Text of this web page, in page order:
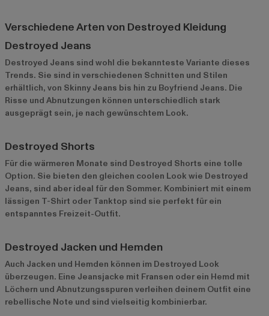
Verschiedene Arten von Destroyed Kleidung
Destroyed Jeans
Destroyed Jeans sind wohl die bekannteste Variante dieses
Trends. Sie sind in verschiedenen Schnitten und Stilen
erhältlich, von Skinny Jeans bis hin zu Boyfriend Jeans. Die
Risse und Abnutzungen können unterschiedlich stark
ausgeprägt sein, je nach gewünschtem Look.
Destroyed Shorts
Für die wärmeren Monate sind Destroyed Shorts eine tolle
Option. Sie bieten den gleichen coolen Look wie Destroyed
Jeans, sind aber ideal für den Sommer. Kombiniert mit einem
lässigen T-Shirt oder Tanktop sind sie perfekt für ein
entspanntes Freizeit-Outfit.
Destroyed Jacken und Hemden
Auch Jacken und Hemden können im Destroyed Look
überzeugen. Eine Jeansjacke mit Fransen oder ein Hemd mit
Löchern und Abnutzungsspuren verleihen deinem Outfit eine
rebellische Note und sind vielseitig kombinierbar.